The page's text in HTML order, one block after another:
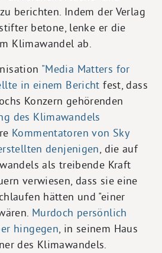
berichten. Indem der Verlag
betone, lenke er die
Klimawandel ab.
"Media Matters for
in einem Bericht fest, dass
Konzern gehörenden
des Klimawandels
Kommentatoren von Sky
denjenigen , die auf
als treibende Kraft
verwiesen, dass sie eine
hätten und "einer
Murdoch persönlich
hingegen , in seinem Haus
des Klimawandels.